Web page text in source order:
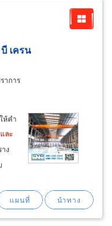
เครน
าการ
ห้คำ
และ
าง
ขาสูง